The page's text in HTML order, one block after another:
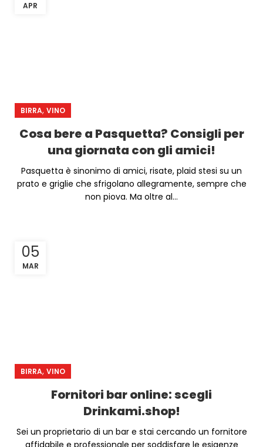
APR
BIRRA, VINO
Cosa bere a Pasquetta? Consigli per
una giornata con gli amici!
Pasquetta è sinonimo di amici, risate, plaid stesi su un
prato e griglie che sfrigolano allegramente, sempre che
non piova. Ma oltre al...
05
MAR
BIRRA, VINO
Fornitori bar online: scegli
Drinkami.shop!
Sei un proprietario di un bar e stai cercando un fornitore
affidabile e professionale per soddisfare le esigenze